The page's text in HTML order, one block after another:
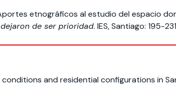
etnográficos al estudio del espacio
de ser prioridad. IES, Santiago: 195-
conditions and residential configurations in